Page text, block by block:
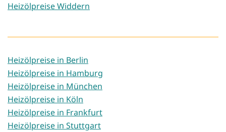
Heizölpreise Widdern
Heizölpreise in Berlin
Heizölpreise in Hamburg
Heizölpreise in München
Heizölpreise in Köln
Heizölpreise in Frankfurt
Heizölpreise in Stuttgart